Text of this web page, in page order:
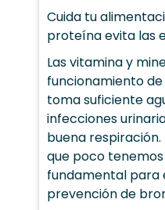
Cuida tu
proteína evita las
Las vitamina y
funcionamiento
toma suficiente
infecciones
buena
que poco
fundamental para
prevención de